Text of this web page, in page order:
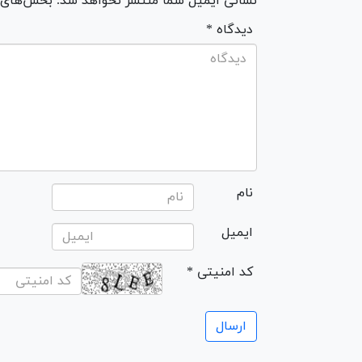
* دیدگاه
نام
ایمیل
* کد امنیتی